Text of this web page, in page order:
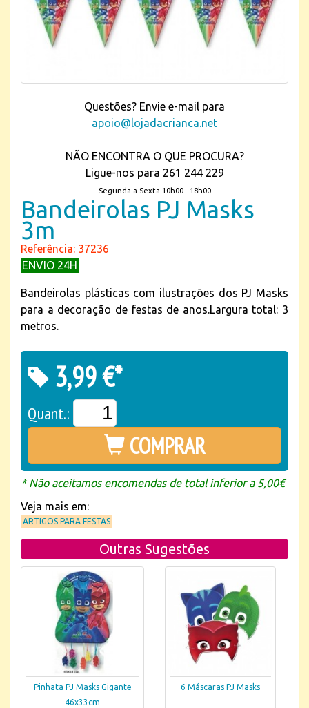
Questões? Envie e-mail para
apoio@lojadacrianca.net
NÃO ENCONTRA O QUE PROCURA?
Ligue-nos para 261 244 229
Segunda a Sexta 10h00 - 18h00
Bandeirolas PJ Masks
3m
Referência: 37236
ENVIO 24H
Bandeirolas plásticas com ilustrações dos PJ Masks
para a decoração de festas de anos.Largura total: 3
metros.
3,99 €*
Quant.:
COMPRAR
* Não aceitamos encomendas de total inferior a 5,00€
Veja mais em:
ARTIGOS PARA FESTAS
Outras Sugestões
Pinhata PJ Masks Gigante
46x33cm
6 Máscaras PJ Masks